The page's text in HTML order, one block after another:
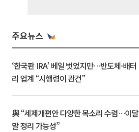
주요뉴스
‘한국판 IRA’ 베일 벗었지만…반도체·배터
리 업계 “시행령이 관건”
與 “세제개편안 다양한 목소리 수렴…이달
말 정리 가능성”